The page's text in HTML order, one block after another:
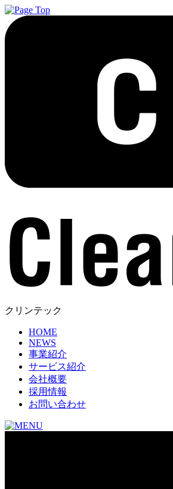
クリンテック
HOME
NEWS
事業紹介
サービス紹介
会社概要
採用情報
お問い合わせ